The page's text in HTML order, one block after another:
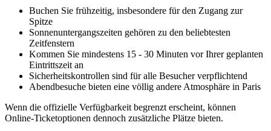
Buchen Sie frühzeitig, insbesondere für den Zugang zur
Spitze
Sonnenuntergangszeiten gehören zu den beliebtesten
Zeitfenstern
Kommen Sie mindestens 15 - 30 Minuten vor Ihrer geplanten
Eintrittszeit an
Sicherheitskontrollen sind für alle Besucher verpflichtend
Abendbesuche bieten eine völlig andere Atmosphäre in Paris
Wenn die offizielle Verfügbarkeit begrenzt erscheint, können
Online-Ticketoptionen dennoch zusätzliche Plätze bieten.